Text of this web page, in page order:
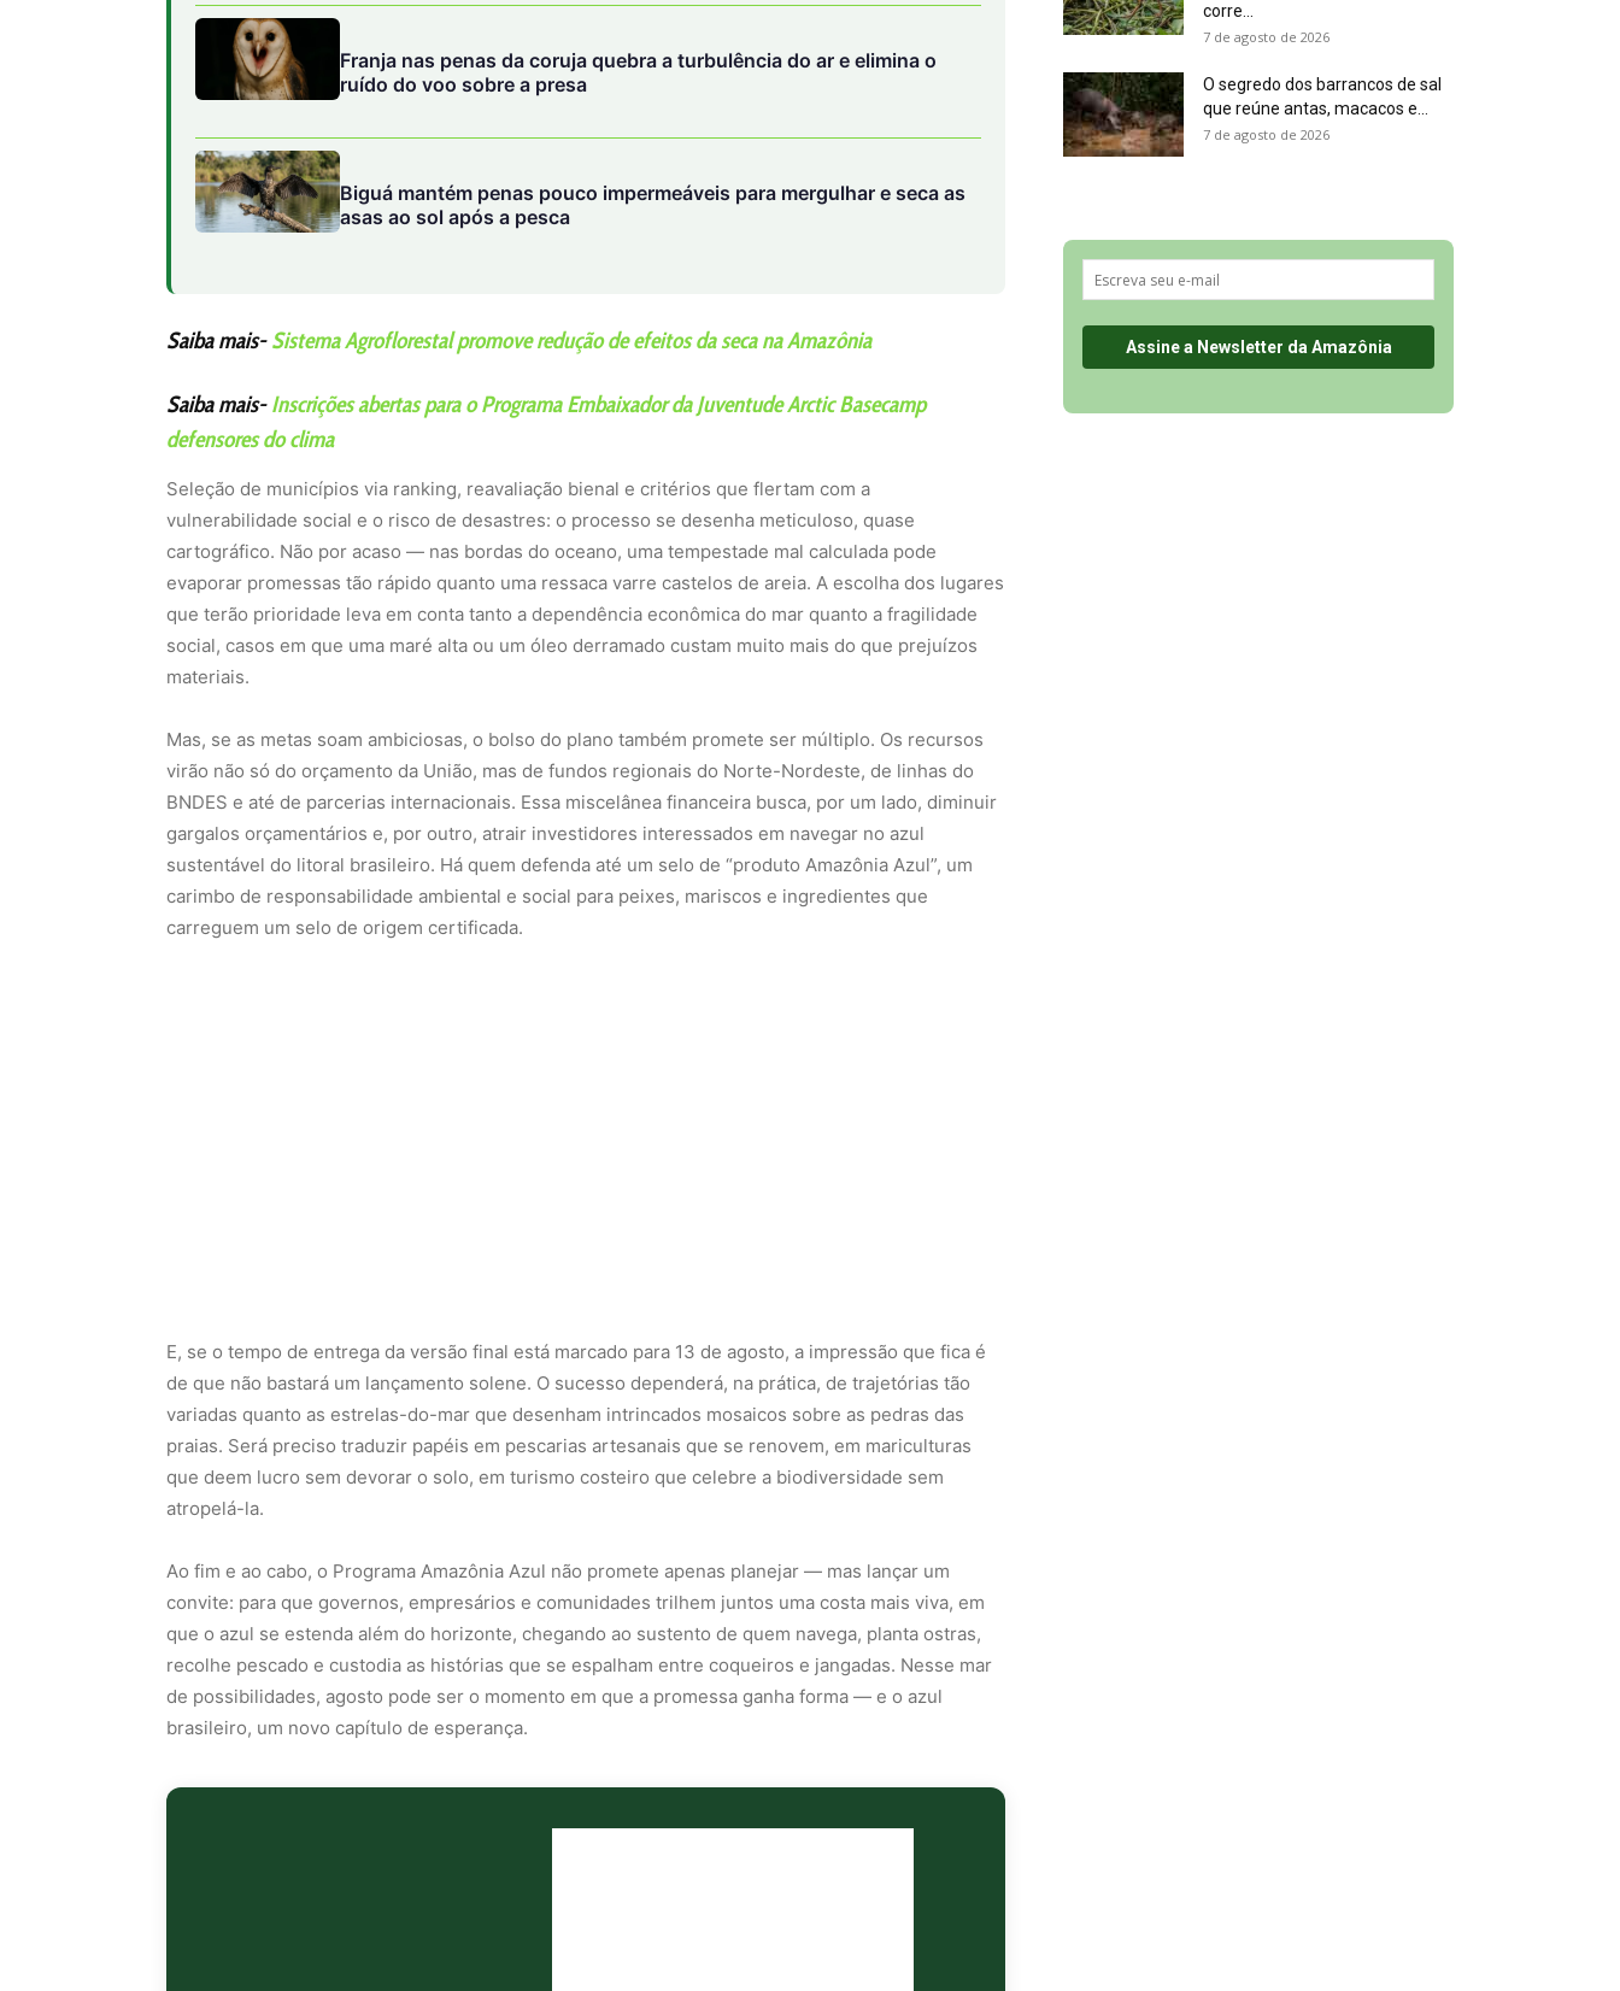
Franja nas penas da coruja quebra a turbulência do ar e elimina o
ruído do voo sobre a presa
Biguá mantém penas pouco impermeáveis para mergulhar e seca as
asas ao sol após a pesca
Saiba mais-Sistema Agroflorestal promove redução de efeitos da seca na Amazônia
Saiba mais-Inscrições abertas para o Programa Embaixador da Juventude Arctic Basecamp
defensores do clima
Seleção de municípios via ranking, reavaliação bienal e critérios que flertam com a
vulnerabilidade social e o risco de desastres: o processo se desenha meticuloso, quase
cartográfico. Não por acaso — nas bordas do oceano, uma tempestade mal calculada pode
evaporar promessas tão rápido quanto uma ressaca varre castelos de areia. A escolha dos lugares
que terão prioridade leva em conta tanto a dependência econômica do mar quanto a fragilidade
social, casos em que uma maré alta ou um óleo derramado custam muito mais do que prejuízos
materiais.
Mas, se as metas soam ambiciosas, o bolso do plano também promete ser múltiplo. Os recursos
virão não só do orçamento da União, mas de fundos regionais do Norte-Nordeste, de linhas do
BNDES e até de parcerias internacionais. Essa miscelânea financeira busca, por um lado, diminuir
gargalos orçamentários e, por outro, atrair investidores interessados em navegar no azul
sustentável do litoral brasileiro. Há quem defenda até um selo de “produto Amazônia Azul”, um
carimbo de responsabilidade ambiental e social para peixes, mariscos e ingredientes que
carreguem um selo de origem certificada.
E, se o tempo de entrega da versão final está marcado para 13 de agosto, a impressão que fica é
de que não bastará um lançamento solene. O sucesso dependerá, na prática, de trajetórias tão
variadas quanto as estrelas-do-mar que desenham intrincados mosaicos sobre as pedras das
praias. Será preciso traduzir papéis em pescarias artesanais que se renovem, em mariculturas
que deem lucro sem devorar o solo, em turismo costeiro que celebre a biodiversidade sem
atropelá-la.
Ao fim e ao cabo, o Programa Amazônia Azul não promete apenas planejar — mas lançar um
convite: para que governos, empresários e comunidades trilhem juntos uma costa mais viva, em
que o azul se estenda além do horizonte, chegando ao sustento de quem navega, planta ostras,
recolhe pescado e custodia as histórias que se espalham entre coqueiros e jangadas. Nesse mar
de possibilidades, agosto pode ser o momento em que a promessa ganha forma — e o azul
brasileiro, um novo capítulo de esperança.
corre...
7 de agosto de 2026
O segredo dos barrancos de sal
que reúne antas, macacos e...
7 de agosto de 2026